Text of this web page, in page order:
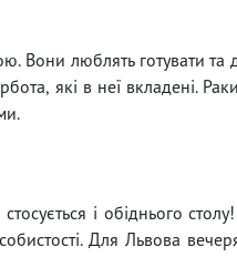
Вони люблять готувати та
які в неї вкладені.
і обіднього
Для Львова